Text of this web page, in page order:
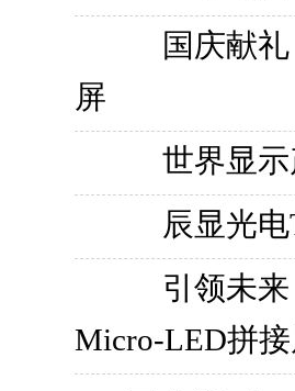
国庆献
屏
世界显
辰显光
引领未
Micro-LED拼